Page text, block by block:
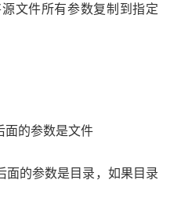
文件所有参数复制到指定
面的参数是文件
的参数是目录，如果目录